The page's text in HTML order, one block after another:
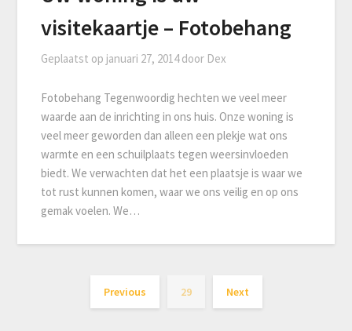
visitekaartje – Fotobehang
Geplaatst op januari 27, 2014door Dex
Fotobehang Tegenwoordig hechten we veel meer
waarde aan de inrichting in ons huis. Onze woning is
veel meer geworden dan alleen een plekje wat ons
warmte en een schuilplaats tegen weersinvloeden
biedt. We verwachten dat het een plaatsje is waar we
tot rust kunnen komen, waar we ons veilig en op ons
gemak voelen. We…
Previous 29 Next